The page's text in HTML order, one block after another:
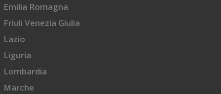
Emilia Romagna
Friuli Venezia Giulia
Lazio
Liguria
Lombardia
Marche